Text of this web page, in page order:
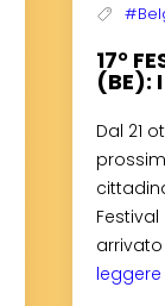
17°
(BE):
Dal 21
arrivato
leggere